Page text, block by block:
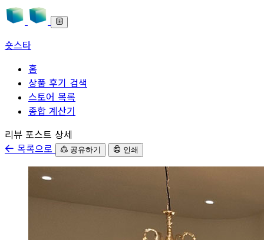
숏스타
홈
상품 후기 검색
스토어 목록
종합 계산기
본문으로 바로가기
리뷰 포스트 상세
목록으로
공유하기 인쇄